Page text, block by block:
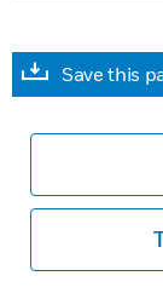
Save this